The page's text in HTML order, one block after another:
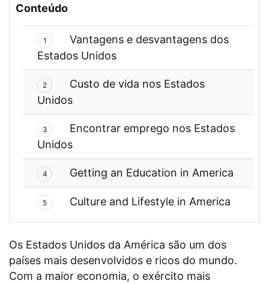
Conteúdo
1
Vantagens e desvantagens dos
Estados Unidos
2
Custo de vida nos Estados
Unidos
3
Encontrar emprego nos Estados
Unidos
4 Getting an Education in America
5 Culture and Lifestyle in America
Os Estados Unidos da América são um dos
países mais desenvolvidos e ricos do mundo.
Com a maior economia, o exército mais